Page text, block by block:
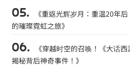
《重返光辉岁月：重温20年
的璀璨霓虹之旅》
《穿越时空的召唤！《大话
揭秘背后神奇事件！》